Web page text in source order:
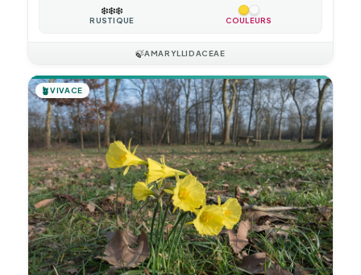
❄️❄️❄️
RUSTIQUE COULEURS
🍃AMARYLLIDACEAE
🪴VIVACE